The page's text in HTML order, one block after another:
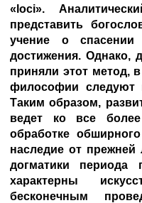
«loci».
представить
учение о
достижения. Однако,
приняли этот метод,
философии следуют
Таким образом,
ведет ко все более
обработке
наследие от прежней
догматики периода
характерны
бесконечным